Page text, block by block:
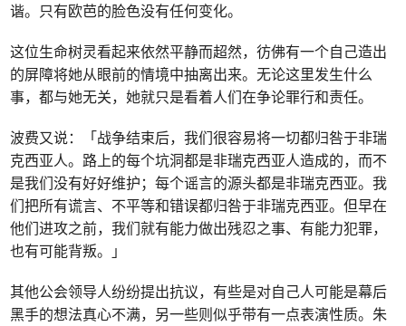
谐。只有欧芭的脸色没有任何变化。
这位生命树灵看起来依然平静而超然，彷佛有一个自己造出
的屏障将她从眼前的情境中抽离出来。无论这里发生什么
事，都与她无关，她就只是看着人们在争论罪行和责任。
波费又说：「战争结束后，我们很容易将一切都归咎于非瑞
克西亚人。路上的每个坑洞都是非瑞克西亚人造成的，而不
是我们没有好好维护；每个谣言的源头都是非瑞克西亚。我
们把所有谎言、不平等和错误都归咎于非瑞克西亚。但早在
他们进攻之前，我们就有能力做出残忍之事、有能力犯罪，
也有可能背叛。」
其他公会领导人纷纷提出抗议，有些是对自己人可能是幕后
黑手的想法真心不满，另一些则似乎带有一点表演性质。朱